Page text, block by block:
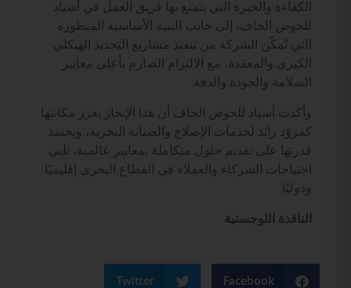
الكفاءة والخبرة التي يتمتع بها فريق العمل في أسياد
للحوض الجاف، إلى جانب البنية الأساسية المتطورة
التي تُمكّن الشركة من تنفيذ مشاريع التجديد الهيكلي
الكبرى والمعقدة، مع الالتزام الصارم بأعلى معايير
السلامة والجودة والدقة.
وأكدت أسياد للحوض الجاف أن هذا الإنجاز يعزز مكانتها
كمزوّد رائد لخدمات الإصلاح والصيانة البحرية، ويجسد
قدرتها على تقديم حلول متكاملة بمعايير عالمية، تلبي
احتياجات الشركاء والعملاء في القطاع البحري إقليميًا
ودوليًا.
النافذة اللوجستية
Facebook
Twitter